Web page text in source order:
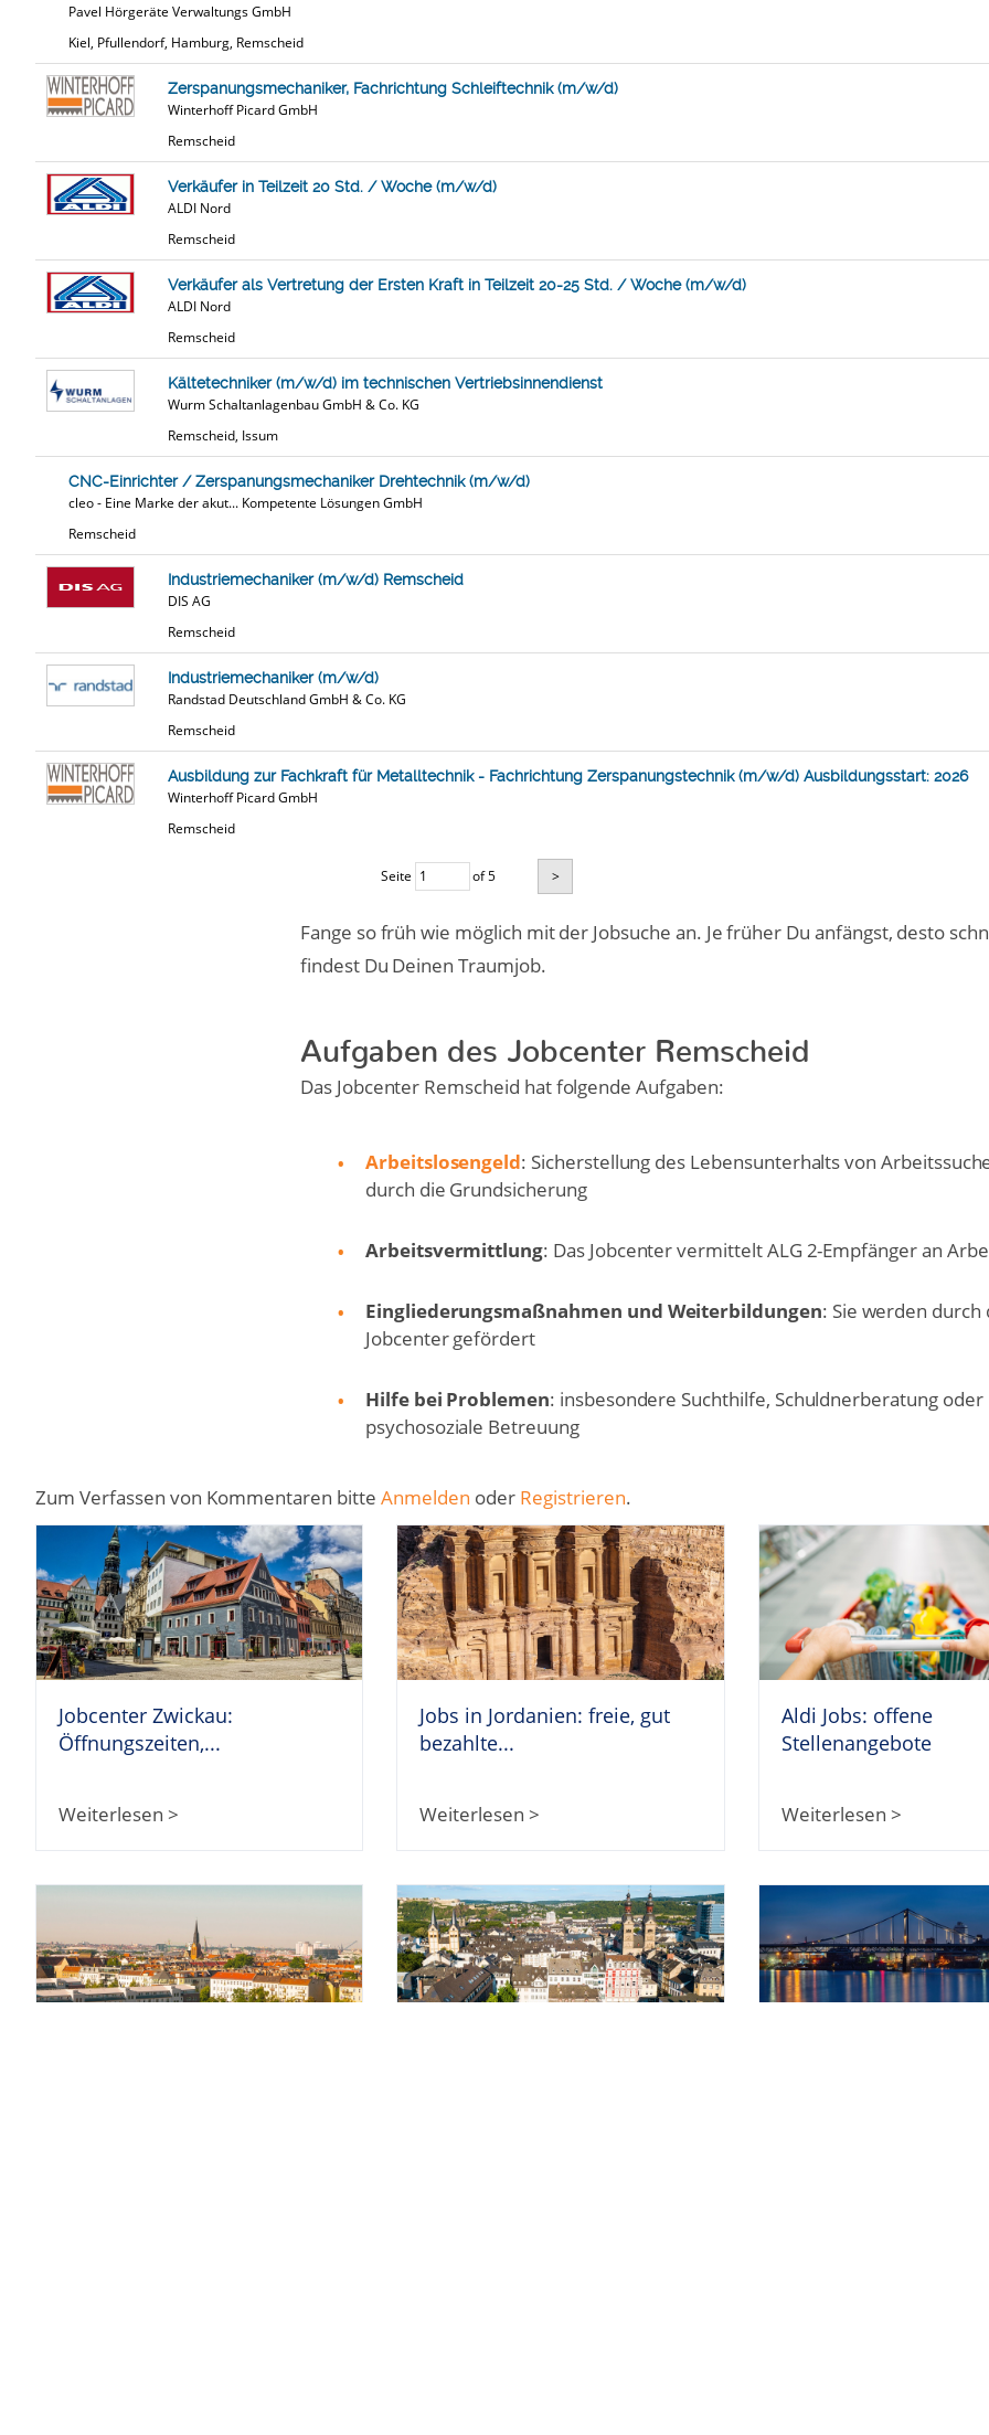
Pavel Hörgeräte Verwaltungs GmbH
Kiel, Pfullendorf, Hamburg, Remscheid
Zerspanungsmechaniker, Fachrichtung Schleiftechnik (m/w/d)
Winterhoff Picard GmbH
Remscheid
Verkäufer in Teilzeit 20 Std. / Woche (m/w/d)
ALDI Nord
Remscheid
Verkäufer als Vertretung der Ersten Kraft in Teilzeit 20-25 Std. / Woche (m/w/d)
ALDI Nord
Remscheid
Kältetechniker (m/w/d) im technischen Vertriebsinnendienst
Wurm Schaltanlagenbau GmbH & Co. KG
Remscheid, Issum
CNC-Einrichter / Zerspanungsmechaniker Drehtechnik (m/w/d)
cleo - Eine Marke der akut... Kompetente Lösungen GmbH
Remscheid
Industriemechaniker (m/w/d) Remscheid
DIS AG
Remscheid
Industriemechaniker (m/w/d)
Randstad Deutschland GmbH & Co. KG
Remscheid
Ausbildung zur Fachkraft für Metalltechnik - Fachrichtung Zerspanungstechnik (m/w/d) Ausbildungsstart: 2026
Winterhoff Picard GmbH
Remscheid
Seite of 5 >
Fange so früh wie möglich mit der Jobsuche an. Je früher Du anfängst, desto
findest Du Deinen Traumjob.
Aufgaben des Jobcenter Remscheid
Das Jobcenter Remscheid hat folgende Aufgaben:
Arbeitslosengeld: Sicherstellung des Lebensunterhalts von
durch die Grundsicherung
Arbeitsvermittlung: Das Jobcenter vermittelt ALG 2-Empfänger an
Eingliederungsmaßnahmen und Weiterbildungen: Sie werden durch
Jobcenter gefördert
Hilfe bei Problemen: insbesondere Suchthilfe, Schuldnerberatung oder
psychosoziale Betreuung
Zum Verfassen von Kommentaren bitte Anmelden oder Registrieren.
Jobcenter Zwickau:
Öffnungszeiten,...
Weiterlesen >
Jobs in Jordanien: freie, gut
bezahlte...
Weiterlesen >
Aldi Jobs: offene
Stellenangebote
Weiterlesen >